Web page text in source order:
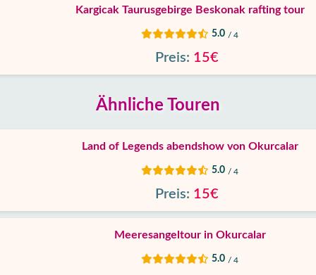
Kargicak Taurusgebirge Beskonak rafting tour
5.0 / 4
Preis: 15€
Ähnliche Touren
Land of Legends abendshow von Okurcalar
5.0 / 4
Preis: 15€
Meeresangeltour in Okurcalar
5.0 / 4